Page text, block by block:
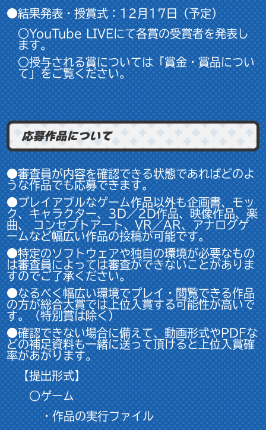
●結果発表・授賞式：12月17日（予定）
○YouTube LIVEにて各賞の受賞者を発表し
ます。
○授与される賞については「賞金・賞品につい
て」をご覧ください。
応募作品について
●審査員が内容を確認できる状態であればどのよ
うな作品でも応募できます。
●プレイアブルなゲーム作品以外も企画書、モッ
ク、キャラクター、3D／2D作品、映像作品、楽
曲、 コンセプトアート、VR／AR、アナログゲ
ームなど幅広い作品の投稿が可能です。
●特定のソフトウェアや独自の環境が必要なもの
は審査員によっては審査ができないことがありま
すのでご了承ください。
●なるべく幅広い環境でプレイ・閲覧できる作品
の方が総合大賞では上位入賞する可能性が高いで
す。（特別賞は除く）
●確認できない場合に備えて、動画形式やPDFな
どの補足資料も一緒に送って頂けると上位入賞確
率があがります。
【提出形式】
○ゲーム
・作品の実行ファイル